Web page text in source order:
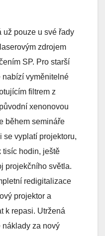
už pouze u své řady
zdrojem
SP. Pro starší
nabízí vyměnitelné
filtrem z
xenonovou
během semináře
se vyplatí projektoru,
tisíc hodin, ještě
projekčního světla.
redigitalizace
projektor a
k repasi. Utržená
náklady za nový